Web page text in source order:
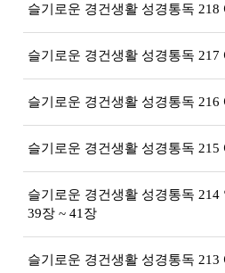
슬기로운 경건생활 성경통독 218
슬기로운 경건생활 성경통독 217
슬기로운 경건생활 성경통독 216
슬기로운 경건생활 성경통독 215
슬기로운 경건생활 성경통독
39장 ~ 41장
슬기로운 경건생활 성경통독 213